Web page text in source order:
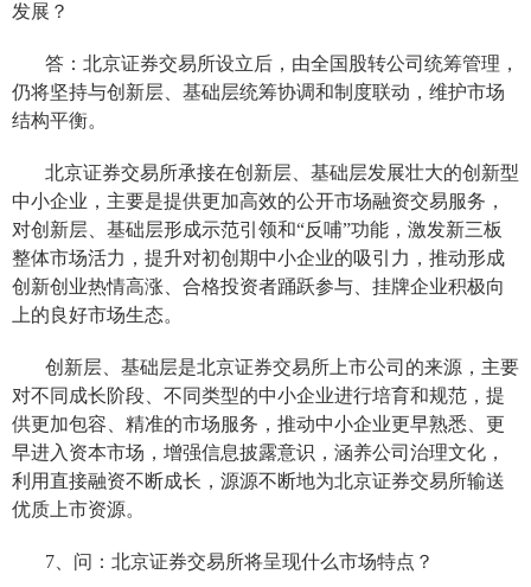
发展？
答：北京证券交易所设立后，由全国股转公司统筹管理，
仍将坚持与创新层、基础层统筹协调和制度联动，维护市场
结构平衡。
北京证券交易所承接在创新层、基础层发展壮大的创新型
中小企业，主要是提供更加高效的公开市场融资交易服务，
对创新层、基础层形成示范引领和“反哺”功能， 激发新三板
整体市场活力， 提升对初创期中小企业的吸引力 ，推动形成
创新创业热情高涨、合格投资者踊跃参与、挂牌企业积极向
上的良好市场生态。
创新层、基础层是北京证券交易所上市公司的来源，主要
对不同成长阶段、不同类型的中小企业进行培育和规范，提
供更加包容、精准的市场服务，推动中小企业更早熟悉、更
早进入资本市场，增强信息披露意识，涵养公司治理文化，
利用直接融资不断成长， 源源不断地为北京证券交易所输送
优质上市资源。
7、问： 北京证券交易所将呈现什么市场特点？